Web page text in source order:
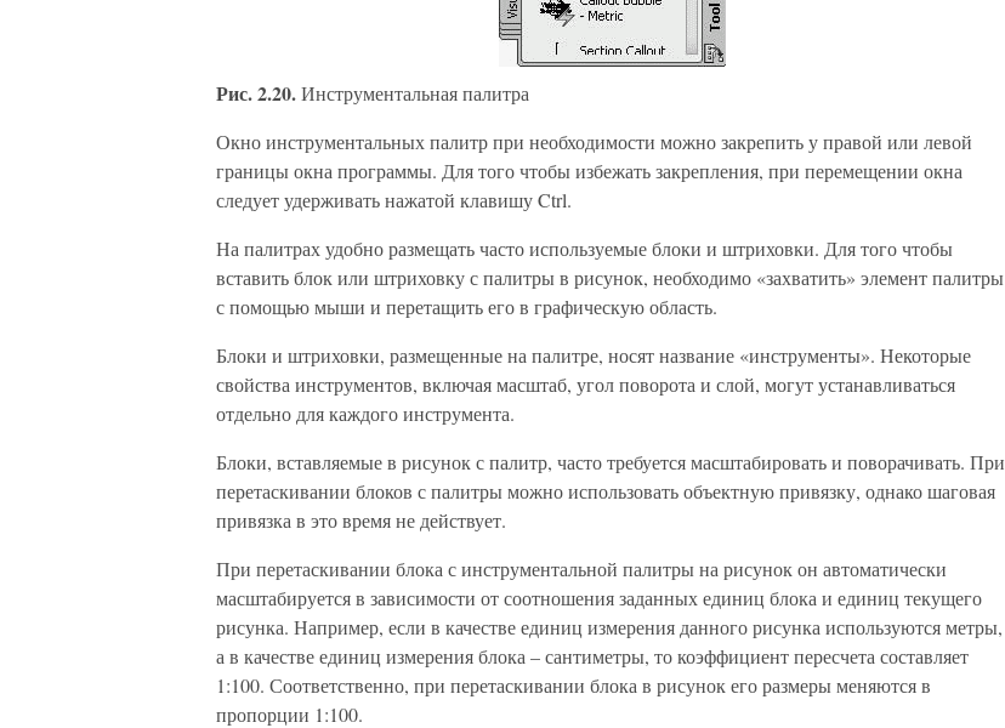
Рис. 2.20.Инструментальная палитра
Окно инструментальных палитр при необходимости можно закрепить у правой или левой
границы окна программы. Для того чтобы избежать закрепления, при перемещении окна
следует удерживать нажатой клавишу Ctrl.
На палитрах удобно размещать часто используемые блоки и штриховки. Для того чтобы
вставить блок или штриховку с палитры в рисунок, необходимо «захватить» элемент палитры
с помощью мыши и перетащить его в графическую область.
Блоки и штриховки, размещенные на палитре, носят название «инструменты». Некоторые
свойства инструментов, включая масштаб, угол поворота и слой, могут устанавливаться
отдельно для каждого инструмента.
Блоки, вставляемые в рисунок с палитр, часто требуется масштабировать и поворачивать. При
перетаскивании блоков с палитры можно использовать объектную привязку, однако шаговая
привязка в это время не действует.
При перетаскивании блока с инструментальной палитры на рисунок он автоматически
масштабируется в зависимости от соотношения заданных единиц блока и единиц текущего
рисунка. Например, если в качестве единиц измерения данного рисунка используются метры,
а в качестве единиц измерения блока – сантиметры, то коэффициент пересчета составляет
1:100. Соответственно, при перетаскивании блока в рисунок его размеры меняются в
пропорции 1:100.